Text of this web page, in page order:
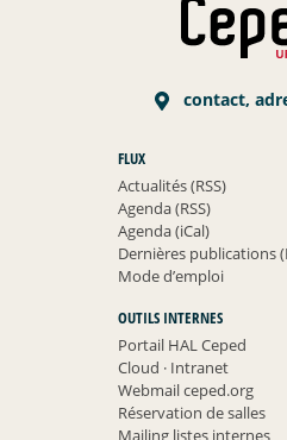
contact,
FLUX
Actualités (RSS)
Agenda (RSS)
Agenda (iCal)
Dernières publications
Mode d’emploi
OUTILS INTERNES
Portail HAL Ceped
Cloud ·Intranet
Webmail ceped.org
Réservation de salles
Mailing listes internes